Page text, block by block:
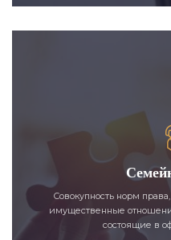
Совокупность норм
имущественные
состоящие в